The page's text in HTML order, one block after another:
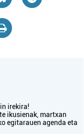
irekira!
ikusienak, martxan
egitarauen agenda eta